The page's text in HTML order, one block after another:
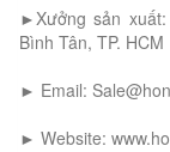
►Xưởng sản
Bình Tân, TP. HCM
► Email:
► Website: